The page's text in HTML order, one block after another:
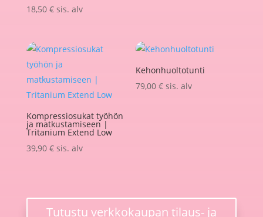
18,50 € sis. alv
Kompressiosukat työhön
ja matkustamiseen |
Tritanium Extend Low
39,90 € sis. alv
Kehonhuoltotunti
79,00€ sis. alv
Tutustu verkkokaupan tilaus- ja